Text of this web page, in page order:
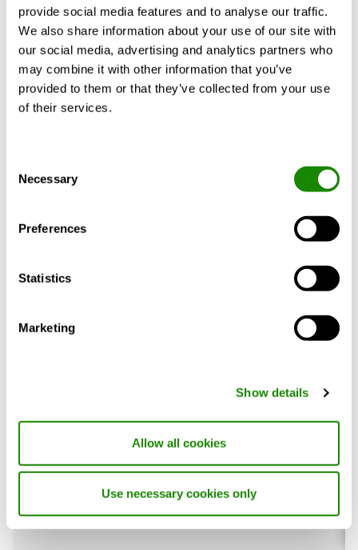
provide social media features and to analyse our traffic.
We also share information about your use of our site with
our social media, advertising and analytics partners who
may combine it with other information that you’ve
provided to them or that they’ve collected from your use
of their services.
Selection
Necessary
Preferences
Statistics
Marketing
Show details
Allow all cookies
Use necessary cookies only
koudwatercircuit en met directe verdamping
gecondenseerd met lucht of water
EDW/FC: Conditioning-units met geïntegreerde
indirecte free cooling en optie voor
watercondensatie
Sterke punten
Volledige toegang
Gegarandeerd maximaal rendement door de
meest geavanceerde technologie: borstelloze,
invertergestuurde DC-compressoren, elektronisch
gecommuteerde EC-ventilatoren, elektronische
Snelle reactie op verschillende thermische
Filter
Technische brochure
Installatie- en onderhoudsinstructies
Brochure
Document
Brochure (pdf
Brochure
Product Sheet (pdf
Technische
16.35MB)
Brochure
BlueBox Product
IT Cooling
Brochure